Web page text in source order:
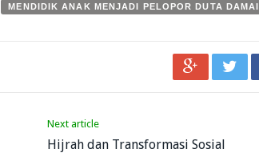
MENDIDIK ANAK MENJADI PELOPOR DUTA DAMAI
Next article
Hijrah dan Transformasi Sosial